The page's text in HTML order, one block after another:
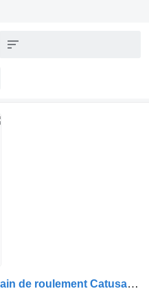
Autre pièce détachée pour train de roulement Catusa arc lamelar, axa față stanga 20548421 pour tracteur routier Volvo FM12